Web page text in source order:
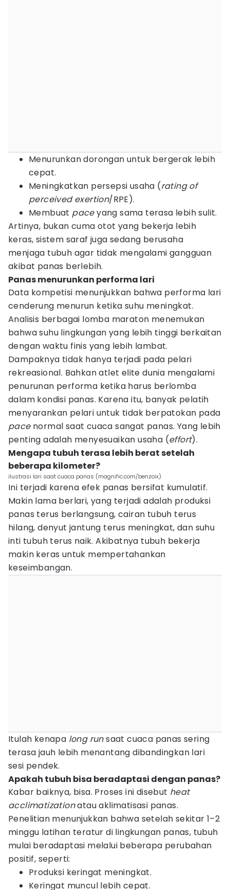
Menurunkan dorongan untuk bergerak lebih
cepat.
Meningkatkan persepsi usaha (rating of
perceived exertion/RPE).
Membuat paceyang sama terasa lebih sulit.
Artinya, bukan cuma otot yang bekerja lebih
keras, sistem saraf juga sedang berusaha
menjaga tubuh agar tidak mengalami gangguan
akibat panas berlebih.
Panas menurunkan performa lari
Data kompetisi menunjukkan bahwa performa lari
cenderung menurun ketika suhu meningkat.
Analisis berbagai lomba maraton menemukan
bahwa suhu lingkungan yang lebih tinggi berkaitan
dengan waktu finis yang lebih lambat.
Dampaknya tidak hanya terjadi pada pelari
rekreasional. Bahkan atlet elite dunia mengalami
penurunan performa ketika harus berlomba
dalam kondisi panas. Karena itu, banyak pelatih
menyarankan pelari untuk tidak berpatokan pada
pacenormal saat cuaca sangat panas. Yang lebih
penting adalah menyesuaikan usaha (effort).
Mengapa tubuh terasa lebih berat setelah
beberapa kilometer?
ilustrasi lari saat cuaca panas (magnific.com/benzoix)
Ini terjadi karena efek panas bersifat kumulatif.
Makin lama berlari, yang terjadi adalah produksi
panas terus berlangsung, cairan tubuh terus
hilang, denyut jantung terus meningkat, dan suhu
inti tubuh terus naik. Akibatnya tubuh bekerja
makin keras untuk mempertahankan
keseimbangan.
Itulah kenapa long runsaat cuaca panas sering
terasa jauh lebih menantang dibandingkan lari
sesi pendek.
Apakah tubuh bisa beradaptasi dengan panas?
Kabar baiknya, bisa. Proses ini disebut heat
acclimatizationatau aklimatisasi panas.
Penelitian menunjukkan bahwa setelah sekitar 1–2
minggu latihan teratur di lingkungan panas, tubuh
mulai beradaptasi melalui beberapa perubahan
positif, seperti:
Produksi keringat meningkat.
Keringat muncul lebih cepat.